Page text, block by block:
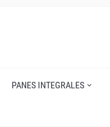
PANES INTEGRALES